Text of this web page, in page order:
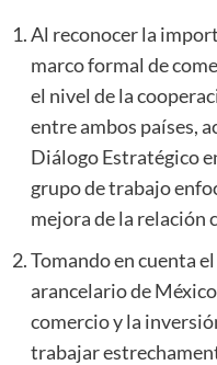
Al reconocer la
marco formal de
el nivel de la
entre ambos países,
Diálogo Estratégico
grupo de trabajo
mejora de la relación
Tomando en cuenta
arancelario de
comercio y la
trabajar